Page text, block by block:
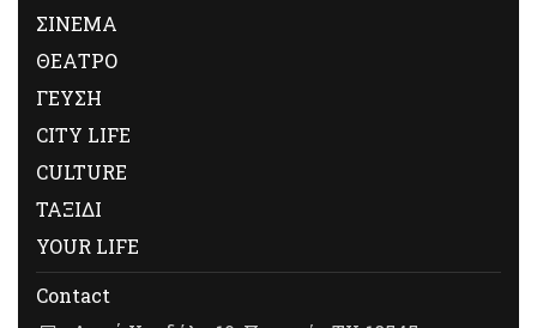
ΣΙΝΕΜΑ
ΘΕΑΤΡΟ
ΓΕΥΣΗ
CITY LIFE
CULTURE
ΤΑΞΙΔΙ
YOUR LIFE
Contact